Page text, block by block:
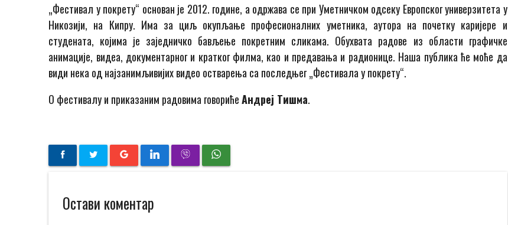
„Фестивал у покрету“ основан је 2012. године, а одржава се при Уметничком одсеку Европског универзитета у
Никозији, на Кипру. Има за циљ окупљање професионалних уметника, аутора на почетку каријере и
студената, којима је заједничко бављење покретним сликама. Обухвата радове из области графичке
анимације, видеа, документарног и кратког филма, као и предавања и радионице. Наша публика ће моће да
види нека од најзанимљивијих видео остварења са последњег „Фестивала у покрету“.
О фестивалу и приказаним радовима говорићеАндреј Тишма.
Остави коментар